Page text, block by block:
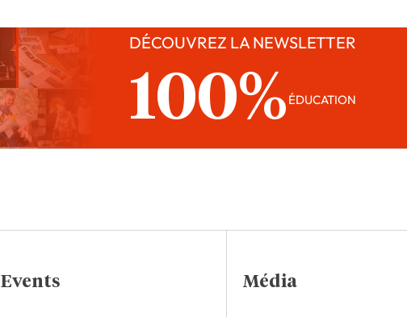
DÉCOUVREZ LA NEWSLETTER
100% ÉDUCATION
Events Média